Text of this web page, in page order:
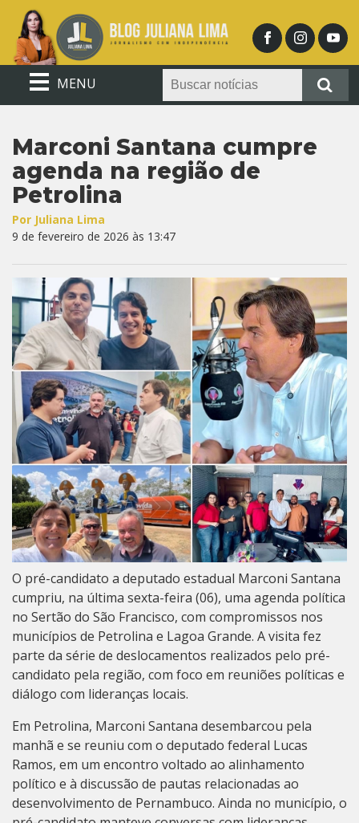
MENU
Marconi Santana cumpre
agenda na região de
Petrolina
Por Juliana Lima
9 de fevereiro de 2026 às 13:47
O pré-candidato a deputado estadual Marconi Santana
cumpriu, na última sexta-feira (06), uma agenda política
no Sertão do São Francisco, com compromissos nos
municípios de Petrolina e Lagoa Grande. A visita fez
parte da série de deslocamentos realizados pelo pré-
candidato pela região, com foco em reuniões políticas e
diálogo com lideranças locais.
Em Petrolina, Marconi Santana desembarcou pela
manhã e se reuniu com o deputado federal Lucas
Ramos, em um encontro voltado ao alinhamento
político e à discussão de pautas relacionadas ao
desenvolvimento de Pernambuco. Ainda no município, o